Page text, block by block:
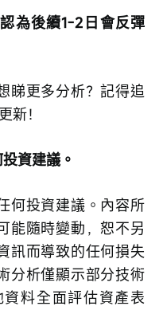
為後續1-2日會反彈
睇更多分析？記得追
新！
資建議。
何投資建議。內容所
能隨時變動，恕不另
訊而導致的任何損失
分析僅顯示部分技術
料全面評估資產表